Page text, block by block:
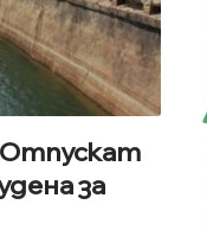
Отпускат
за